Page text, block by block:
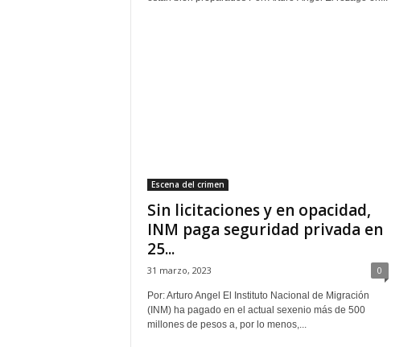
Escena del crimen
Sin licitaciones y en opacidad,
INM paga seguridad privada en
25...
31 marzo, 2023 0
Por: Arturo Angel El Instituto Nacional de Migración
(INM) ha pagado en el actual sexenio más de 500
millones de pesos a, por lo menos,...